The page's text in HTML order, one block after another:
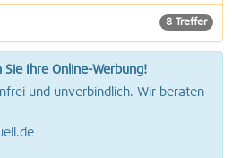
8 Treffer
Sie Ihre Online-Werbung!
und unverbindlich. Wir beraten